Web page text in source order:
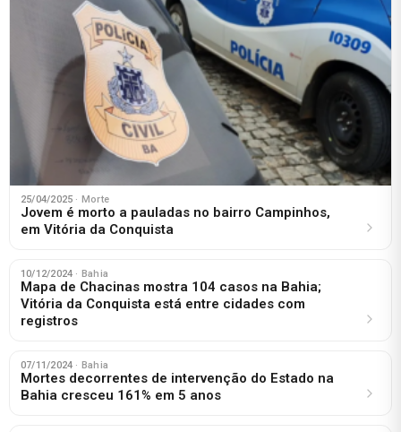
25/04/2025 · Morte
Jovem é morto a pauladas no bairro Campinhos,
em Vitória da Conquista
10/12/2024 · Bahia
Mapa de Chacinas mostra 104 casos na Bahia;
Vitória da Conquista está entre cidades com
registros
07/11/2024 · Bahia
Mortes decorrentes de intervenção do Estado na
Bahia cresceu 161% em 5 anos